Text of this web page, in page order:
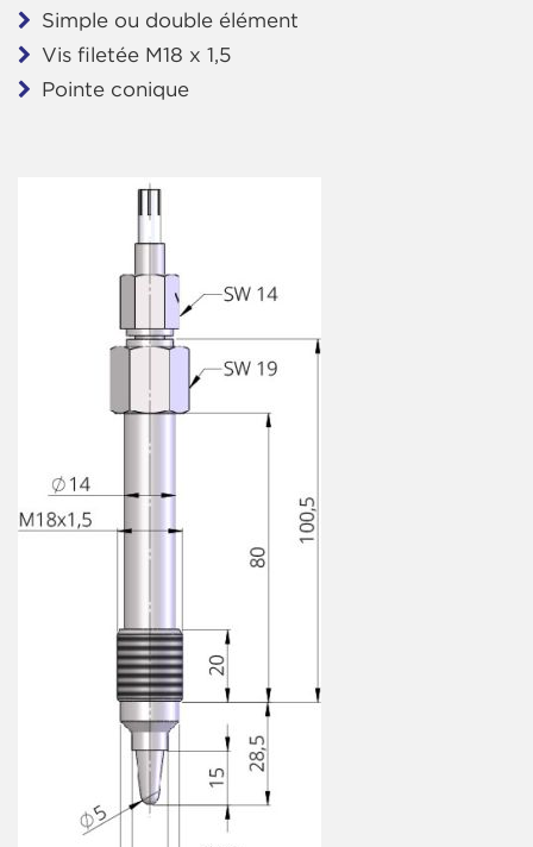
Simple ou double élément
Vis filetée M18 x 1,5
Pointe conique